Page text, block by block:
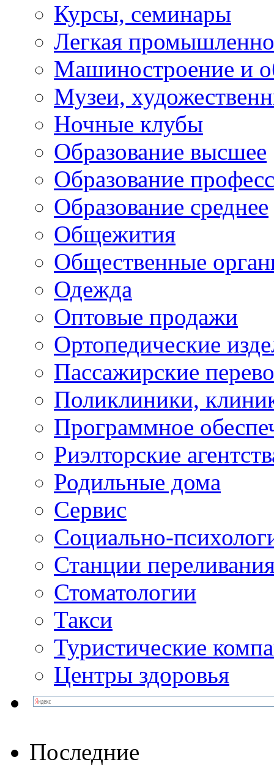
Курсы, семинары
Легкая
Машиностроение и
Музеи,
Ночные клубы
Образование высшее
Образование
Образование среднее
Общежития
Общественные
Одежда
Оптовые продажи
Ортопедические
Пассажирские
Поликлиники,
Программное
Риэлторские
Родильные дома
Сервис
Социально-
Станции
Стоматологии
Такси
Туристические
Центры здоровья
Последние